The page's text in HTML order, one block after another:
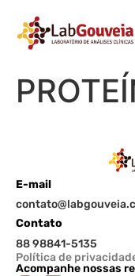
E-mail
Contato
88 98841-5135
Política de
Acompanhe nossas